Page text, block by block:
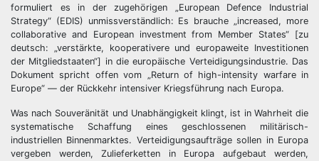
formuliert es in der zugehörigen „European Defence Industrial
Strategy“ (EDIS) unmissverständlich: Es brauche „increased, more
collaborative and European investment from Member States“ [zu
deutsch: „verstärkte, kooperativere und europaweite Investitionen
der Mitgliedstaaten“] in die europäische Verteidigungsindustrie. Das
Dokument spricht offen vom „Return of high-intensity warfare in
Europe“ — der Rückkehr intensiver Kriegsführung nach Europa.
Was nach Souveränität und Unabhängigkeit klingt, ist in Wahrheit die
systematische Schaffung eines geschlossenen militärisch-
industriellen Binnenmarktes. Verteidigungsaufträge sollen in Europa
vergeben werden, Zulieferketten in Europa aufgebaut werden,